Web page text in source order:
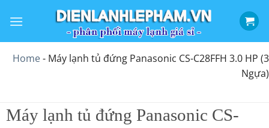
qua
dungHome- Máy lạnh tủ đứng Panasonic CS-C28FFH 3.0 HP (3
Ngựa)
Máy lạnh tủ đứng Panasonic CS-